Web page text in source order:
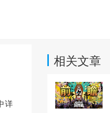
详
相关文章